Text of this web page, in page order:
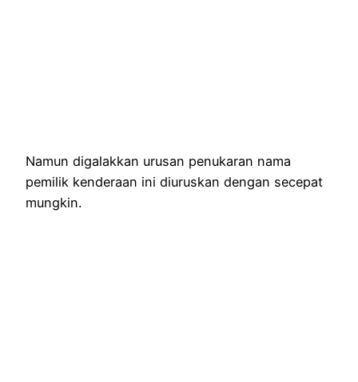
Namun digalakkan urusan penukaran nama
pemilik kenderaan ini diuruskan dengan secepat
mungkin.